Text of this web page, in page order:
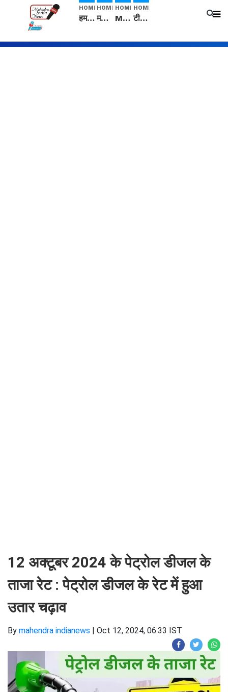
HOME
हम सनातनी..." सांसद kangana Ranaut से क्या बोली लड़की? Viral Jantar-Mantar | CJP protest
HOME
मनीषा हत्याकांड: हत्या, आत्महत्या या कोई बड़ा राज? | Full Story | Josh Haryana
HOME
Mangalsutra: हिंदू धर्म में शादी के बाद मंगलसूत्र क्यों पहनती है महिलाएं, किसने शुरु की ये परंपरा
HOME
टीम बीकेई ने एग्रीकल्चर ग्रेड की यूरिया खाद गट्टों में बदलकर टेक्निकल ग्रेड में बेचने वालों पर करवाई कार्रवाई: लखविंदर सिंह औलख
12 अक्टूबर 2024 के पेट्रोल डीजल के
ताजा रेट : पेट्रोल डीजल के रेट में हुआ
उतार चढ़ाव
By mahendra indianews | Oct 12, 2024, 06:33 IST